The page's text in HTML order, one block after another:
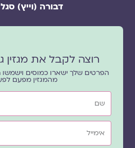
דבורה (וייץ) סגל
רוצה לקבל את מגזין
הפרטים שלך ישארו כמוסים
מהמגזין מפעם
שם
אימייל